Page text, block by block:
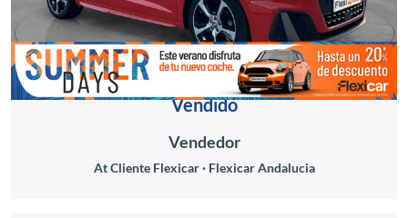
Vendido
Vendedor
At Cliente Flexicar Flexicar Andalucia